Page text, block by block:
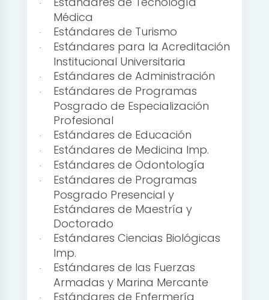
·
Médica
· Estándares de Turismo
·
Estándares para la Acreditación
Institucional Universitaria
· Estándares de Administración
·
Estándares de Programas
Posgrado de Especialización
Profesional
· Estándares de Educación
· Estándares de Medicina Imp.
· Estándares de Odontología
·
Estándares de Programas
Posgrado Presencial y
Estándares de Maestría y
Doctorado
·
Estándares Ciencias Biológicas
Imp.
·
Estándares de las Fuerzas
Armadas y Marina Mercante
· Estándares de Enfermería